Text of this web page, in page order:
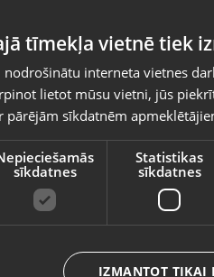
Xiaomi
Stāvoklis
69.00
No 3.14€/
valsti
Vietnes
Valsts
Valoda
tīmekļa vietnē tiek
nodrošinātu interneta vietnes
lietot mūsu vietni, jūs
pārējām sīkdatnēm
sīkdatnes
Statistikas
sīkdatnes
IZMANTOT TIKAI